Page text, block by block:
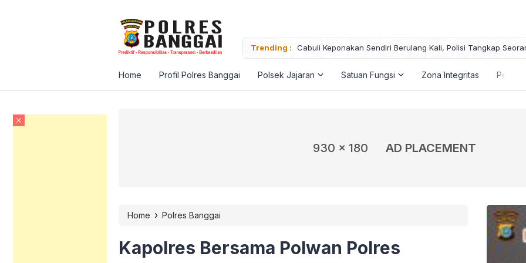
Trending :
Pantau Vaksinasi Massal Target Satu Juta Cabuli Keponakan Sendiri Berulang Kali, Polisi Tangkap
Home Profil Polres Banggai Polsek Jajaran Satuan Fungsi Zona Integritas
930 x 180 AD PLACEMENT
Home › Polres Banggai
Kapolres Bersama Polwan Polres